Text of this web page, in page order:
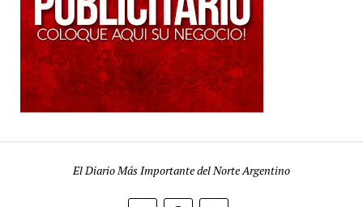
El Diario Más Importante del Norte Argentino